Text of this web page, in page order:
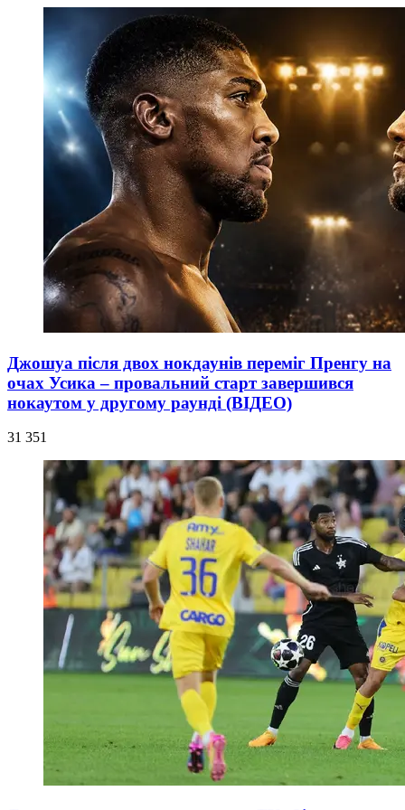
Джошуа після двох нокдаунів переміг Пренгу на
очах Усика – провальний старт завершився
нокаутом у другому раунді (ВІДЕО)
31 351